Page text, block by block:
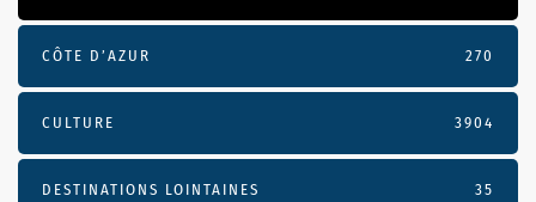
CÔTE D’AZUR 270
CULTURE 3904
DESTINATIONS LOINTAINES 35